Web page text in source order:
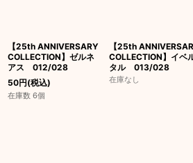
【25th ANNIVERSARY
COLLECTION】ゼルネ
アス 012/028
50円(税込)
在庫数 6個
【25th
COLLECTION】イベ
タル 013/028
在庫なし